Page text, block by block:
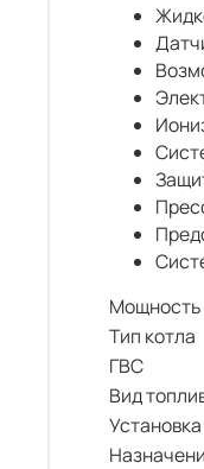
Мощность
Тип котла
ГВС
Вид
Установка